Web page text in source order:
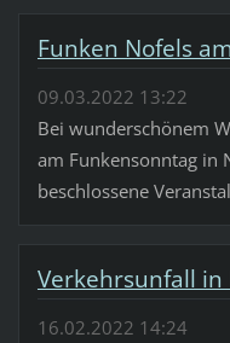
Funken Nofels
09.03.2022 13:22
Bei wunderschönem
am Funkensonntag in
beschlossene
Verkehrsunfall in
16.02.2022 14:24